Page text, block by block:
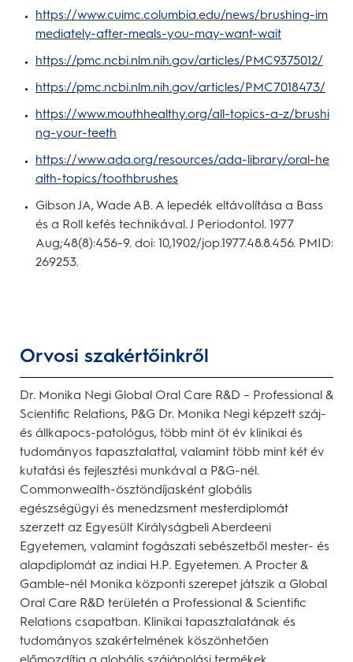
https://www.cuimc.columbia.edu/news/brushing-im
mediately-after-meals-you-may-want-wait
https://pmc.ncbi.nlm.nih.gov/articles/PMC9375012/
https://pmc.ncbi.nlm.nih.gov/articles/PMC7018473/
https://www.mouthhealthy.org/all-topics-a-z/brushi
ng-your-teeth
https://www.ada.org/resources/ada-library/oral-he
alth-topics/toothbrushes
Gibson JA, Wade AB. A lepedék eltávolítása a Bass
és a Roll kefés technikával. J Periodontol. 1977
Aug;48(8):456-9. doi: 10,1902/jop.1977.48.8.456. PMID:
269253.
Orvosi szakértőinkről
Dr. Monika Negi Global Oral Care R&D – Professional &
Scientific Relations, P&G Dr. Monika Negi képzett száj-
és állkapocs-patológus, több mint öt év klinikai és
tudományos tapasztalattal, valamint több mint két év
kutatási és fejlesztési munkával a P&G-nél.
Commonwealth-ösztöndíjasként globális
egészségügyi és menedzsment mesterdiplomát
szerzett az Egyesült Királyságbeli Aberdeeni
Egyetemen, valamint fogászati sebészetből mester- és
alapdiplomát az indiai H.P. Egyetemen. A Procter &
Gamble-nél Monika központi szerepet játszik a Global
Oral Care R&D területén a Professional & Scientific
Relations csapatban. Klinikai tapasztalatának és
tudományos szakértelmének köszönhetően